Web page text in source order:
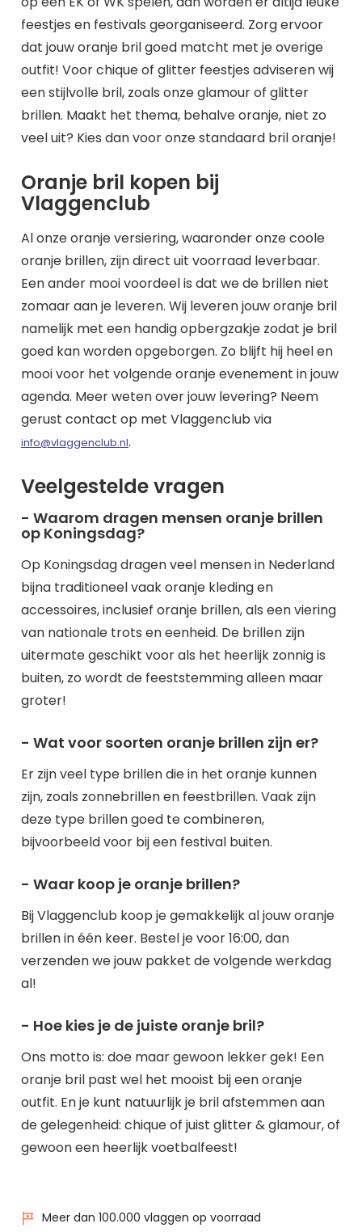
feestjes en festivals georganiseerd. Zorg ervoor
dat jouw oranje bril goed matcht met je overige
outfit! Voor chique of glitter feestjes adviseren wij
een stijlvolle bril, zoals onze glamour of glitter
brillen. Maakt het thema, behalve oranje, niet zo
veel uit? Kies dan voor onze standaard bril oranje!
Oranje bril kopen bij
Vlaggenclub
Al onze oranje versiering, waaronder onze coole
oranje brillen, zijn direct uit voorraad leverbaar.
Een ander mooi voordeel is dat we de brillen niet
zomaar aan je leveren. Wij leveren jouw oranje bril
namelijk met een handig opbergzakje zodat je bril
goed kan worden opgeborgen. Zo blijft hij heel en
mooi voor het volgende oranje evenement in jouw
agenda. Meer weten over jouw levering? Neem
gerust contact op met Vlaggenclub via
info@vlaggenclub.nl.
Veelgestelde vragen
- Waarom dragen mensen oranje brillen
op Koningsdag?
Op Koningsdag dragen veel mensen in Nederland
bijna traditioneel vaak oranje kleding en
accessoires, inclusief oranje brillen, als een viering
van nationale trots en eenheid. De brillen zijn
uitermate geschikt voor als het heerlijk zonnig is
buiten, zo wordt de feeststemming alleen maar
groter!
- Wat voor soorten oranje brillen zijn er?
Er zijn veel type brillen die in het oranje kunnen
zijn, zoals zonnebrillen en feestbrillen. Vaak zijn
deze type brillen goed te combineren,
bijvoorbeeld voor bij een festival buiten.
- Waar koop je oranje brillen?
Bij Vlaggenclub koop je gemakkelijk al jouw oranje
brillen in één keer. Bestel je voor 16:00, dan
verzenden we jouw pakket de volgende werkdag
al!
- Hoe kies je de juiste oranje bril?
Ons motto is: doe maar gewoon lekker gek! Een
oranje bril past wel het mooist bij een oranje
outfit. En je kunt natuurlijk je bril afstemmen aan
de gelegenheid: chique of juist glitter & glamour, of
gewoon een heerlijk voetbalfeest!
Meer dan 100.000 vlaggen op voorraad